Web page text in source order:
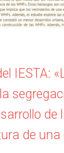
IESTA:
de
de una